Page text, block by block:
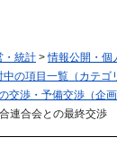
・統計 >情報公開・個
中の項目一覧（カテゴ
渉・予備交渉（企画
連合会との最終交渉